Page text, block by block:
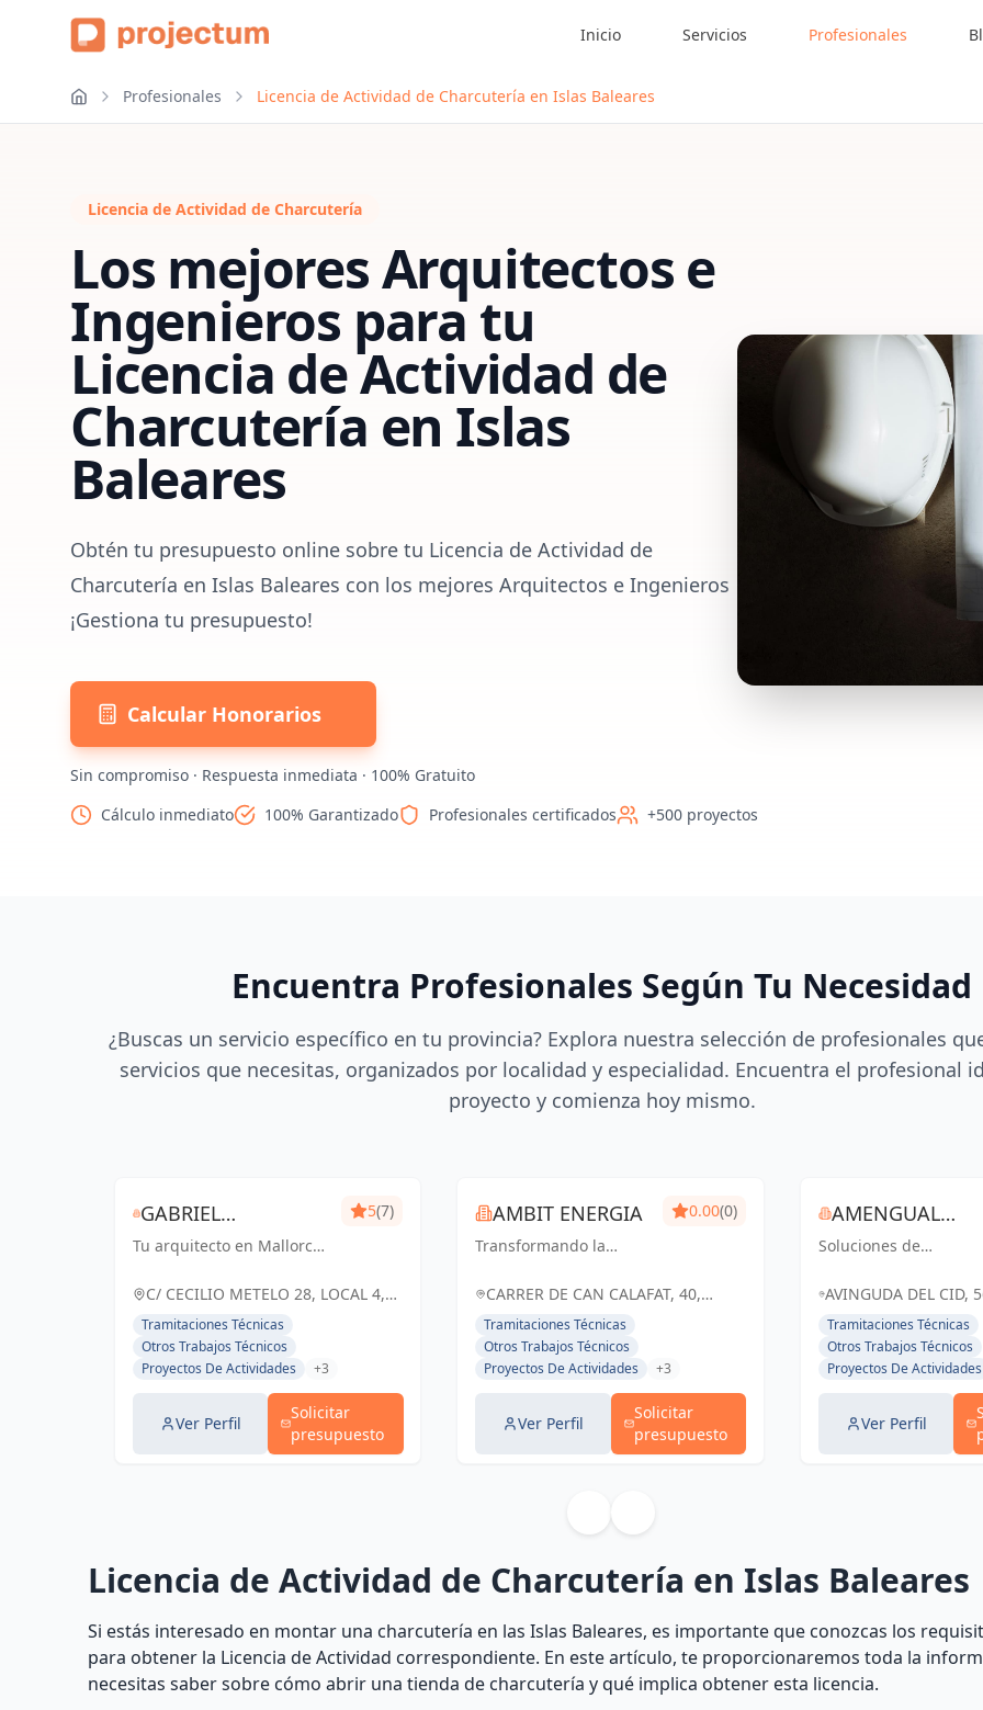
Inicio Servicios Profesionales
Profesionales Licencia de Actividad de Charcutería en Islas Baleares
Licencia de Actividad de Charcutería
Los mejores Arquitectos e
Ingenieros para tu
Licencia de Actividad de
Charcutería en Islas
Baleares
Obtén tu presupuesto online sobre tu Licencia de Actividad de
Charcutería en Islas Baleares con los mejores Arquitectos e Ingenieros
¡Gestiona tu presupuesto!
Calcular Honorarios
Sin compromiso · Respuesta inmediata · 100% Gratuito
Cálculo inmediato
100% Garantizado Profesionales certificados +500 proyectos
Encuentra Profesionales Según Tu Necesidad
¿Buscas un servicio específico en tu provincia? Explora nuestra selección de profesionales
servicios que necesitas, organizados por localidad y especialidad. Encuentra el profesional
proyecto y comienza hoy mismo.
GABRIEL
CANTARRELAS REIG
ARQUITECTURA
Tu arquitecto en Mallorca
5(7)
C/ CECILIO METELO 28, LOCAL 4,
España
Tramitaciones Técnicas
Otros Trabajos Técnicos
Proyectos De Actividades
+3
Ver Perfil
Solicitar
presupuesto
AMBIT ENERGIA
Transformando la
sostenible y eficiente
0.00(0)
CARRER DE CAN CALAFAT, 40,
PALMA, ESPAÑA, España
Tramitaciones Técnicas
Otros Trabajos Técnicos
Proyectos De Actividades
+3
Ver Perfil
Solicitar
presupuesto
AMENGUAL
INGENIERÍA
Soluciones de
arquitectura que
en Palma y Baleares
AVINGUDA DEL CID,
PALMA, ISLAS
España
Tramitaciones Técnicas
Otros Trabajos Técnicos
Proyectos De Actividades
Ver Perfil
Licencia de Actividad de Charcutería en Islas Baleares
Si estás interesado en montar una charcutería en las Islas Baleares, es importante que conozcas los
para obtener la Licencia de Actividad correspondiente. En este artículo, te proporcionaremos toda la
necesitas saber sobre cómo abrir una tienda de charcutería y qué implica obtener esta licencia.